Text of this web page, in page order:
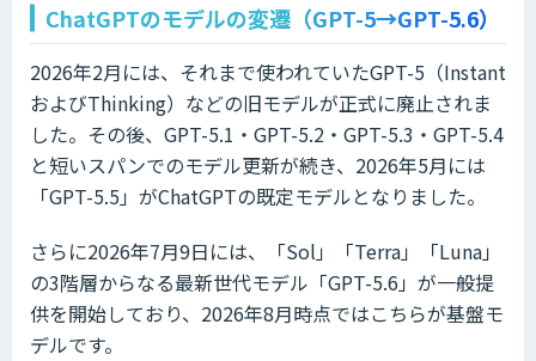
ChatGPTのモデルの変遷（GPT-5→GPT-5.6）
2026年2月には、それまで使われていたGPT-5（Instant
およびThinking）などの旧モデルが正式に廃止されま
した。その後、GPT-5.1・GPT-5.2・GPT-5.3・GPT-5.4
と短いスパンでのモデル更新が続き、2026年5月には
「GPT-5.5」がChatGPTの既定モデルとなりました。
さらに2026年7月9日には、「Sol」「Terra」「Luna」
の3階層からなる最新世代モデル「GPT-5.6」が一般提
供を開始しており、2026年8月時点ではこちらが基盤モ
デルです。